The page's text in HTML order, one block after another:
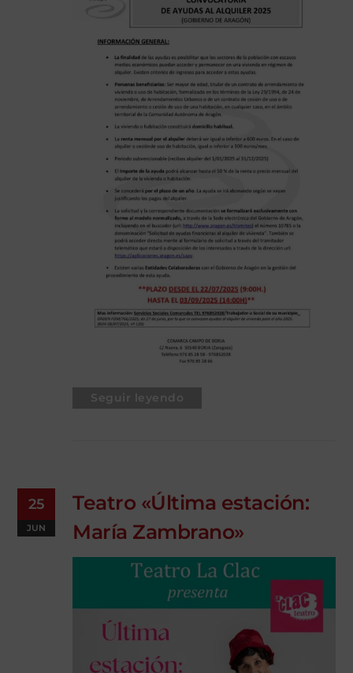
Seguir leyendo
25
JUN
Teatro «Última estación:
María Zambrano»